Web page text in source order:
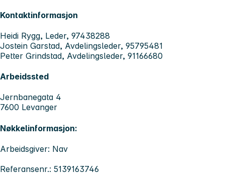
Kontaktinformasjon
Heidi Rygg, Leder, 97438288
Jostein Garstad, Avdelingsleder, 95795481
Petter Grindstad, Avdelingsleder, 91166680
Arbeidssted
Jernbanegata 4
7600 Levanger
Nøkkelinformasjon:
Arbeidsgiver: Nav
Referansenr.: 5139163746